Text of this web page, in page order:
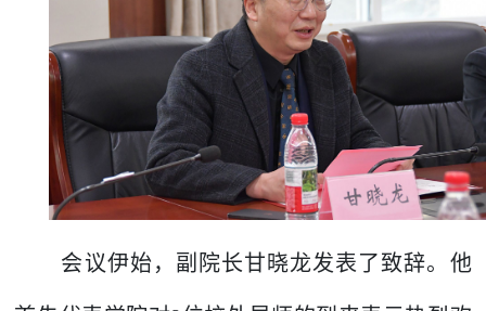
会议伊始，副院长甘晓龙发表了致辞。他